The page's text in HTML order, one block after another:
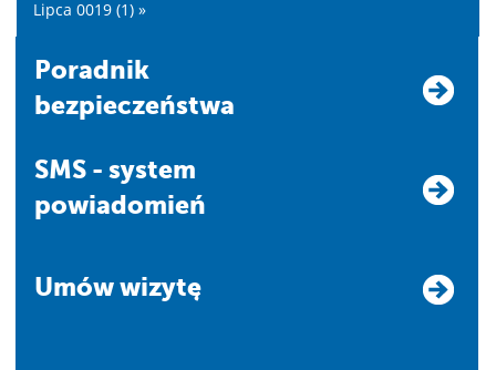
Lipca 0019 (1) »
Poradnik
bezpieczeństwa
SMS - system
powiadomień
Umów wizytę